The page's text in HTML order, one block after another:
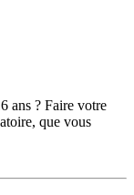
ans ? Faire votre
que vous